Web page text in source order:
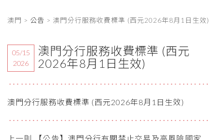
匯率避險專區
金融資訊
澳門 > 公告 > 澳門分行服務收費標準 (西元2026年8月1日生效)
05/15
2026
澳門分行服務收費標準 (西元
2026年8月1日生效)
澳門分行服務收費標準 (西元2026年8月1日生效)